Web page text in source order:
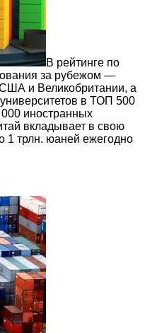
В рейтинге по
за рубежом —
и Великобритании, а
в ТОП 500
иностранных
вкладывает в свою
1 трлн. юаней ежегодно